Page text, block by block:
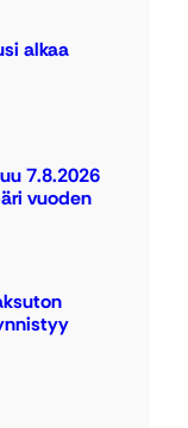
alkaa
7.8.2026
vuoden